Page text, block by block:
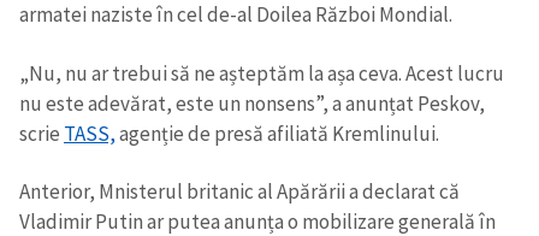
armatei naziste în cel de-al Doilea Război Mondial.
„Nu, nu ar trebui să ne așteptăm la așa ceva. Acest lucru
nu este adevărat, este un nonsens”, a anunțat Peskov,
scrie TASS,agenție de presă afiliată Kremlinului.
Anterior, Mnisterul britanic al Apărării a declarat că
Vladimir Putin ar putea anunța o mobilizare generală în